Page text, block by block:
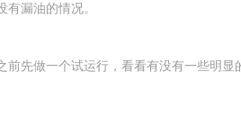
有漏油的情况。
前先做一个试运行，看看有没有一些明显